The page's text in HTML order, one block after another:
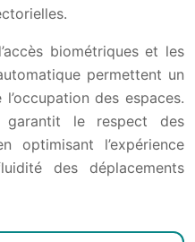
biométriques et les
permettent un
des espaces.
garantit le respect des
optimisant l’expérience
des déplacements